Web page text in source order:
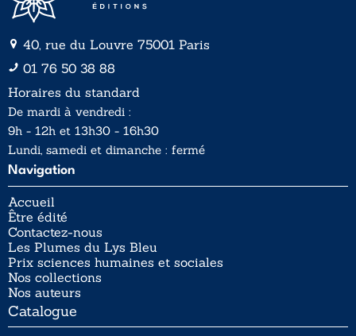
40, rue du Louvre 75001 Paris
01 76 50 38 88
Horaires du standard
De mardi à vendredi :
9h - 12h et 13h30 - 16h30
Lundi, samedi et dimanche : fermé
Navigation
Accueil
Être édité
Contactez-nous
Les Plumes du Lys Bleu
Prix sciences humaines et sociales
Nos collections
Nos auteurs
Catalogue